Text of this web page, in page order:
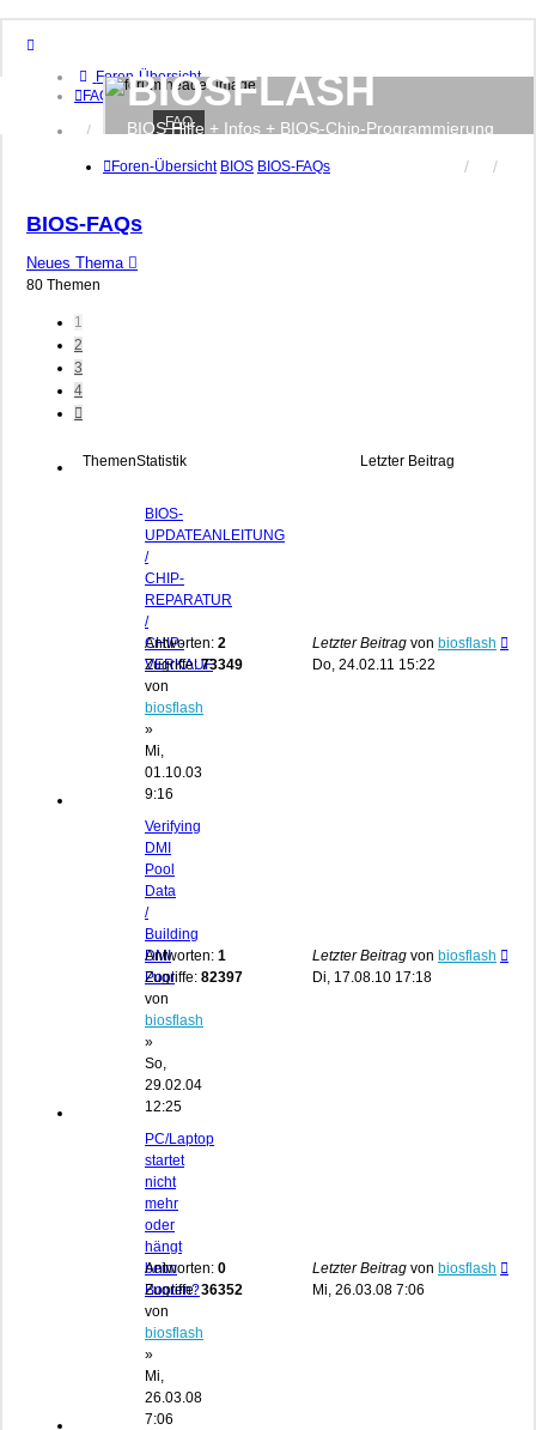
Foren-Übersicht
FAQ
Anmelden
BIOSFLASH
BIOS Hilfe + Infos + BIOS-Chip-Programmierung
FAQ
Foren-Übersicht BIOS BIOS-FAQs
BIOS-FAQs
Neues Thema
80 Themen
1
2
3
4
ThemenStatistik Letzter Beitrag
BIOS-
UPDATEANLEITUNG
/
CHIP-
REPARATUR
/
CHIP-
VERKAUF
von
biosflash
»
Mi,
01.10.03
9:16
Antworten: 2
Zugriffe:73349
Letzter Beitrag von biosflash
Do, 24.02.11 15:22
Verifying
DMI
Pool
Data
/
Building
DMI
Pool
von
biosflash
»
So,
29.02.04
12:25
Antworten: 1
Zugriffe: 82397
Letzter Beitrag von biosflash
Di, 17.08.10 17:18
PC/Laptop
startet
nicht
mehr
oder
hängt
beim
Booten?
von
biosflash
»
Mi,
26.03.08
7:06
Antworten: 0
Zugriffe:36352
Letzter Beitrag von biosflash
Mi, 26.03.08 7:06